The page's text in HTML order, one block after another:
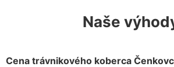
Naše
Cena trávnikového koberca